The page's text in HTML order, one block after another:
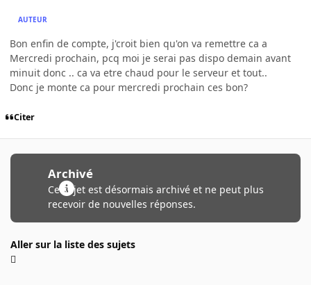
AUTEUR
Bon enfin de compte, j'croit bien qu'on va remettre ca a
Mercredi prochain, pcq moi je serai pas dispo demain avant
minuit donc .. ca va etre chaud pour le serveur et tout..
Donc je monte ca pour mercredi prochain ces bon?
Citer
Archivé
Ce sujet est désormais archivé et ne peut plus
recevoir de nouvelles réponses.
Aller sur la liste des sujets